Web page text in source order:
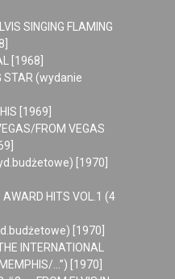
SINGING FLAMING
[1968]
STAR (wydanie
[1969]
FROM VEGAS
[1970]
AWARD HITS VOL.1 (4
[1970]
INTERNATIONAL
…”) [1970]